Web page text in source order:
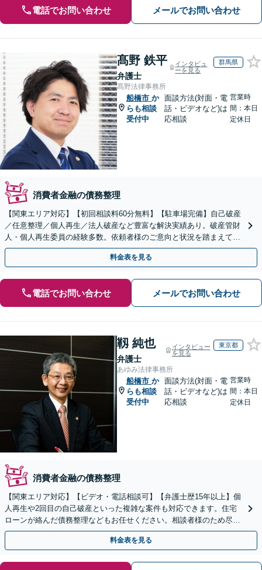
電話でお問い合わせ メールでお問い合わせ
髙野 鉄平
弁護士
インタビュ
ーを見る
群馬県
髙野法律事務所
船橋市 か
らも相談
受付中
面談方法(対面・電
話・ビデオなど)は
応相談
営業時
間：本日
定休日
消費者金融の債務整理
【関東エリア対応】【初回相談料60分無料】【駐車場完備】自己破産
／任意整理／個人再生／法人破産など豊富な解決実績あり。破産管財
人・個人再生委員の経験多数。依頼者様のご意向と状況を踏まえて最
善の解決方法をご提案いたします【休日・夜間対応可】
料金表を見る
電話でお問い合わせ メールでお問い合わせ
靱 純也
弁護士
インタビュー
を見る
東京都
あゆみ法律事務所
船橋市 か
らも相談
受付中
面談方法(対面・電
話・ビデオなど)は
応相談
営業時
間：本日
定休日
消費者金融の債務整理
【関東エリア対応】【ビデオ・電話相談可】【弁護士歴15年以上】個
人再生や2回目の自己破産といった複雑な案件も対応できます。住宅
ローンが絡んだ債務整理などもお任せください。相談者様のため尽力
いたします【初回面談60分無料】【法テラス利用可】
料金表を見る